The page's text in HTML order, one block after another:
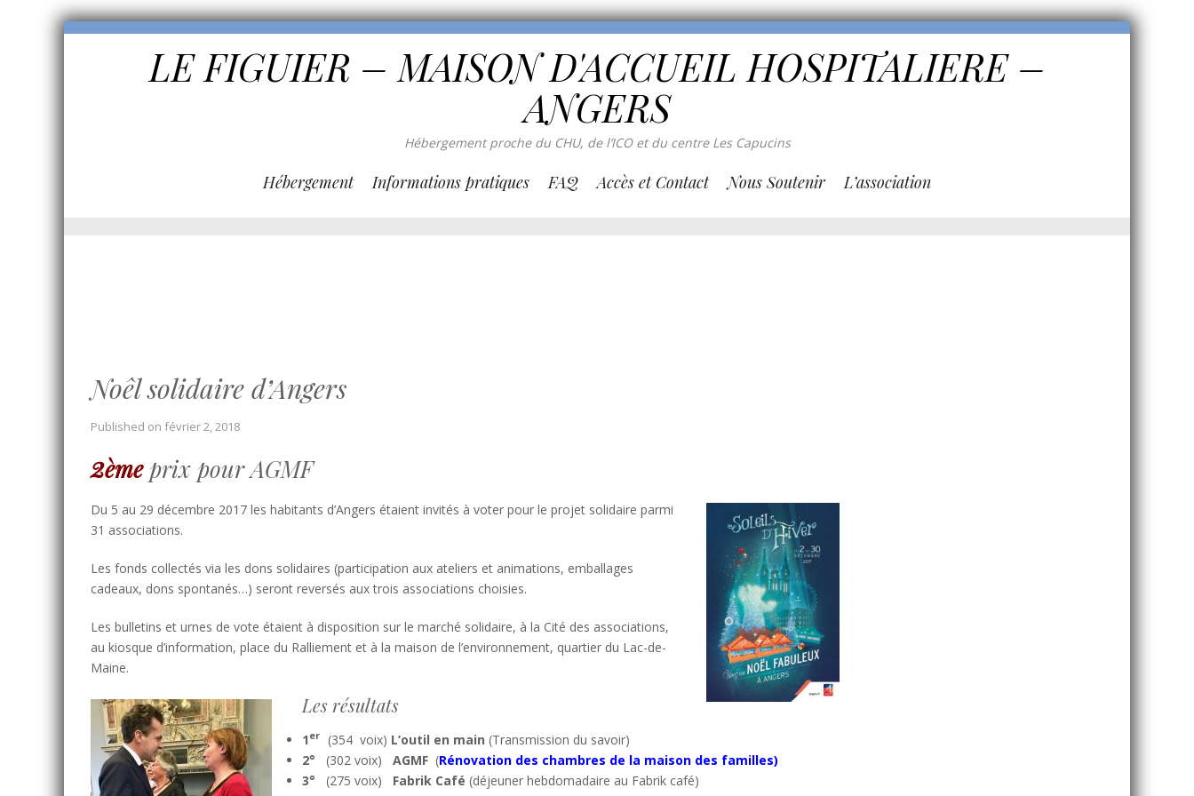
LE FIGUIER – MAISON D'ACCUEIL HOSPITALIERE –
ANGERS
Hébergement proche du CHU, de l’ICO et du centre Les Capucins
Hébergement Informations pratiques FAQ Accès et Contact Nous Soutenir L’association
Noêl solidaire d’Angers
Published on février 2, 2018
2èmeprix pour AGMF
Du 5 au 29 décembre 2017 les habitants d’Angers étaient invités à voter pour le projet solidaire parmi
31 associations.
Les fonds collectés via les dons solidaires (participation aux ateliers et animations, emballages
cadeaux, dons spontanés…) seront reversés aux trois associations choisies.
Les bulletins et urnes de vote étaient à disposition sur le marché solidaire, à la Cité des associations,
au kiosque d’information, place du Ralliement et à la maison de l’environnement, quartier du Lac-de-
Maine.
Les résultats
1 er (354 voix) L’outil en main (Transmission du savoir)
2° (302 voix) AGMF (Rénovation des chambres de la maison des familles)
3° (275 voix) Fabrik Café (déjeuner hebdomadaire au Fabrik café)